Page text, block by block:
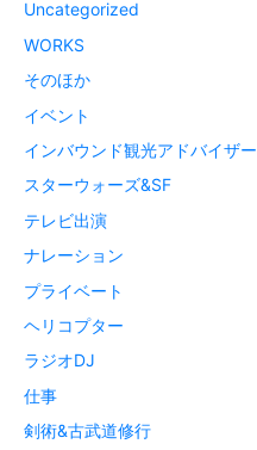
Uncategorized
WORKS
そのほか
イベント
インバウンド観光アドバイザー
スターウォーズ&SF
テレビ出演
ナレーション
プライベート
ヘリコプター
ラジオDJ
仕事
剣術&古武道修行